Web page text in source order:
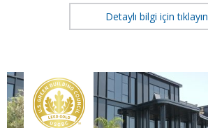
Detaylı bilgi için tıklayın